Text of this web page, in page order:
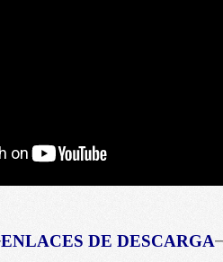
ENLACES DE DESCARGA